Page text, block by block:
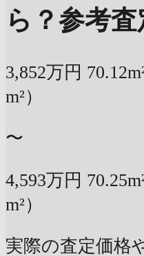
ら？参考
3,852万円
m²）
〜
4,593万円
m²）
実際の査定価格